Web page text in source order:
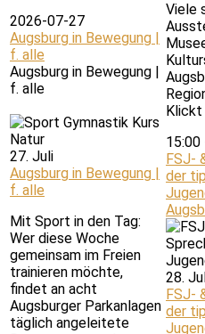
2026-07-27
Augsburg in Bewegung |
f. alle
Augsburg in Bewegung |
f. alle
27. Juli
Augsburg in Bewegung |
f. alle
Mit Sport in den Tag:
Wer diese Woche
gemeinsam im Freien
trainieren möchte,
findet an acht
Augsburger Parkanlagen
täglich angeleitete
Viele
Klickt
15:00
FSJ-
der
28.
FSJ-
der